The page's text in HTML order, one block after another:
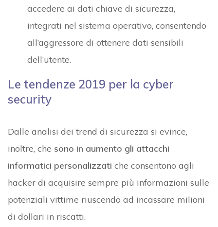
accedere ai dati chiave di sicurezza,
integrati nel sistema operativo, consentendo
all’aggressore di ottenere dati sensibili
dell’utente.
Le tendenze 2019 per la cyber
security
Dalle analisi dei trend di sicurezza si evince,
inoltre, che sono in aumento gli attacchi
informatici personalizzati che consentono agli
hacker di acquisire sempre più informazioni sulle
potenziali vittime riuscendo ad incassare milioni
di dollari in riscatti.